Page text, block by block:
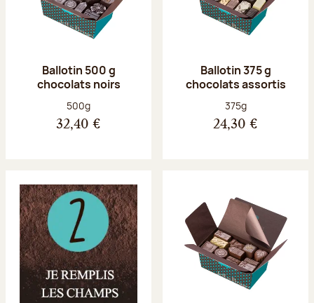
Ballotin 500 g
chocolats noirs
Poids net :
500g
32,40 €
Ballotin 375 g
chocolats assortis
Poids net :
375g
24,30 €